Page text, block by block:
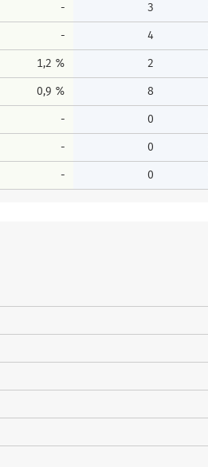
- 3
- 4
1,2 % 2
0,9 % 8
- 0
- 0
- 0